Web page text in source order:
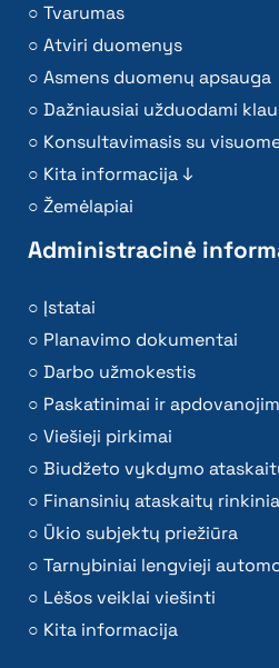
Tvarumas
Atviri duomenys
Asmens duomenų apsauga
Dažniausiai užduodami
Konsultavimasis su
Kita informacija ↓
Žemėlapiai
Administracinė
Įstatai
Planavimo dokumentai
Darbo užmokestis
Paskatinimai ir
Viešieji pirkimai
Biudžeto vykdymo
Finansinių ataskaitų
Ūkio subjektų priežiūra
Tarnybiniai lengvieji
Lėšos veiklai viešinti
Kita informacija